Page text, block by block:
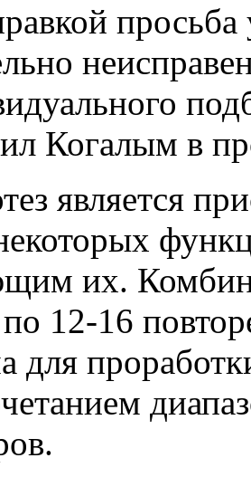
просьба
Когалым в
является
их.
12-16
для